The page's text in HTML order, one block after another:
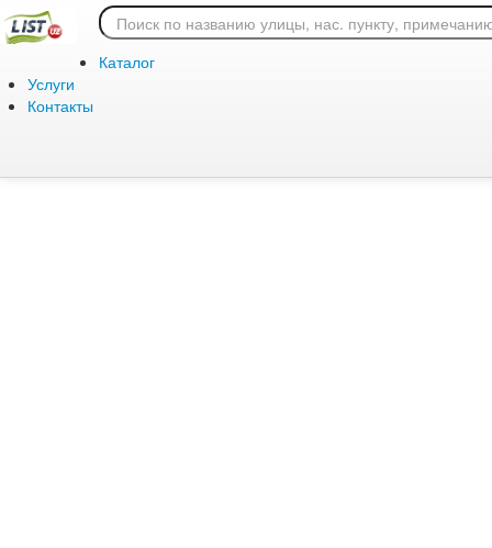
Каталог
Услуги
Контакты
Ошибка 404: страница